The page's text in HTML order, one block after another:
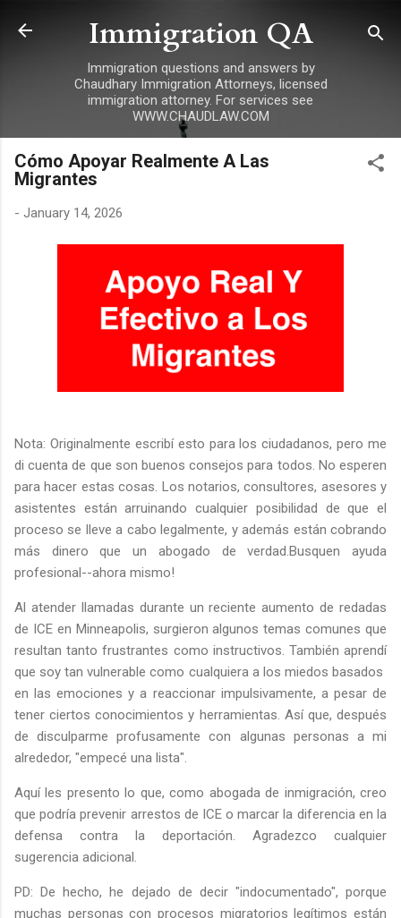
Skip to main content
Immigration QA
Immigration questions and answers by
Chaudhary Immigration Attorneys, licensed
immigration attorney. For services see
WWW.CHAUDLAW.COM
Cómo Apoyar Realmente A Las
Migrantes
- January 14, 2026
Nota: Originalmente escribí esto para los ciudadanos, pero me
di cuenta de que son buenos consejos para todos. No esperen
para hacer estas cosas. Los notarios, consultores, asesores y
asistentes están arruinando cualquier posibilidad de que el
proceso se lleve a cabo legalmente, y además están cobrando
más dinero que un abogado de verdad.Busquen ayuda
profesional--ahora mismo!
Al atender llamadas durante un reciente aumento de redadas
de ICE en Minneapolis, surgieron algunos temas comunes que
resultan tanto frustrantes como instructivos. También aprendí
que soy tan vulnerable como cualquiera a los miedos basados ​​
en las emociones y a reaccionar impulsivamente, a pesar de
tener ciertos conocimientos y herramientas. Así que, después
de disculparme profusamente con algunas personas a mi
alrededor, "empecé una lista".
Aquí les presento lo que, como abogada de inmigración, creo
que podría prevenir arrestos de ICE o marcar la diferencia en la
defensa contra la deportación. Agradezco cualquier
sugerencia adicional.
PD: De hecho, he dejado de decir "indocumentado", porque
muchas personas con procesos migratorios legítimos están